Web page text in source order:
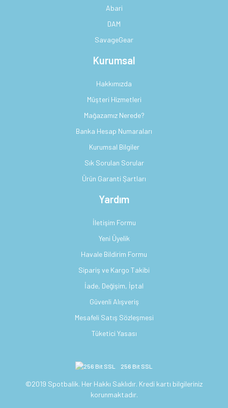
Abari
DAM
SavageGear
Kurumsal
Hakkımızda
Müşteri Hizmetleri
Mağazamız Nerede?
Banka Hesap Numaraları
Kurumsal Bilgiler
Sık Sorulan Sorular
Ürün Garanti Şartları
Yardım
İletişim Formu
Yeni Üyelik
Havale Bildirim Formu
Sipariş ve Kargo Takibi
İade, Değişim, İptal
Güvenli Alışveriş
Mesafeli Satış Sözleşmesi
Tüketici Yasası
256 Bit SSL
©2019 Spotbalik. Her Hakkı Saklıdır. Kredi kartı bilgileriniz
korunmaktadır.